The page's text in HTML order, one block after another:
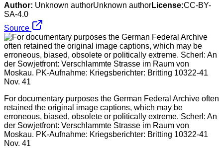
Author: Unknown authorUnknown authorLicense:CC-BY-
SA-4.0
Source
For documentary purposes the German Federal Archive often
retained the original image captions, which may be
erroneous, biased, obsolete or politically extreme. Scherl: An
der Sowjetfront: Verschlammte Strasse im Raum von
Moskau. PK-Aufnahme: Kriegsberichter: Britting 10322-41
Nov. 41